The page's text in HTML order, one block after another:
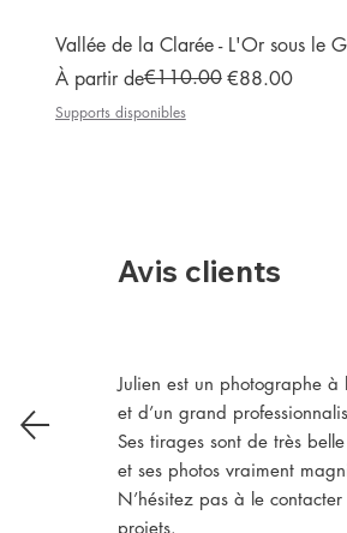
Vallée de la Clarée - L'Or sous le
À partir de
Prix original€110.00 €88.00
Prix promotionnel
Supports disponibles
Avis clients
Julien est un photographe à
et d’un grand
Ses tirages sont de très
et ses photos vraiment
N’hésitez pas à le
projets.